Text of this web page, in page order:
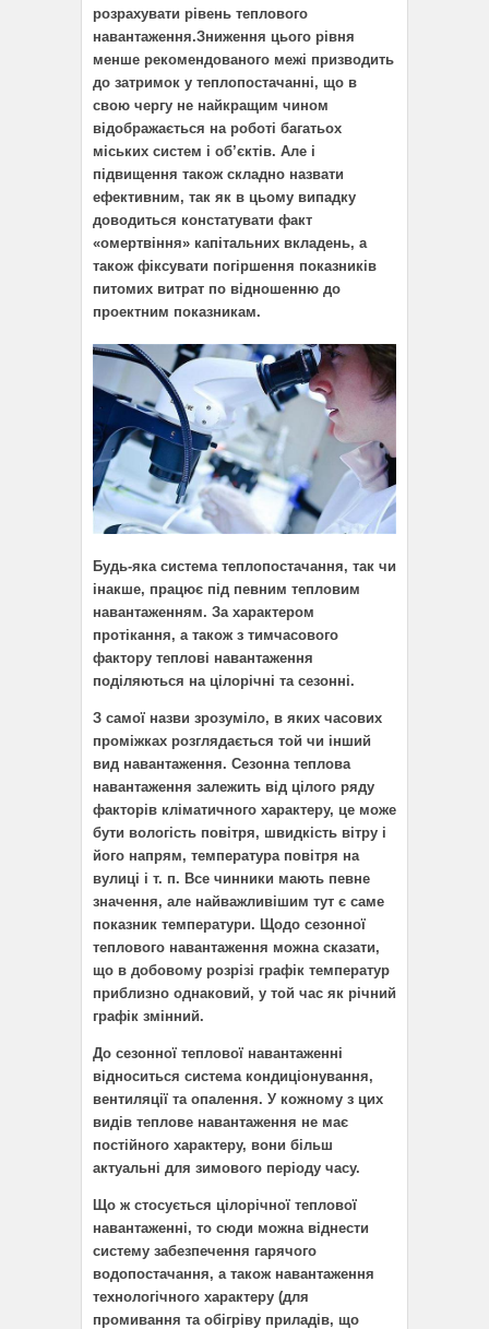
розрахувати рівень теплового
навантаження.Зниження цього рівня
менше рекомендованого межі призводить
до затримок у теплопостачанні, що в
свою чергу не найкращим чином
відображається на роботі багатьох
міських систем і об’єктів. Але і
підвищення також складно назвати
ефективним, так як в цьому випадку
доводиться констатувати факт
«омертвіння» капітальних вкладень, а
також фіксувати погіршення показників
питомих витрат по відношенню до
проектним показникам.
Будь-яка система теплопостачання, так чи
інакше, працює під певним тепловим
навантаженням. За характером
протікання, а також з тимчасового
фактору теплові навантаження
поділяються на цілорічні та сезонні.
З самої назви зрозуміло, в яких часових
проміжках розглядається той чи інший
вид навантаження. Сезонна теплова
навантаження залежить від цілого ряду
факторів кліматичного характеру, це може
бути вологість повітря, швидкість вітру і
його напрям, температура повітря на
вулиці і т. п. Все чинники мають певне
значення, але найважливішим тут є саме
показник температури. Щодо сезонної
теплового навантаження можна сказати,
що в добовому розрізі графік температур
приблизно однаковий, у той час як річний
графік змінний.
До сезонної теплової навантаженні
відноситься система кондиціонування,
вентиляції та опалення. У кожному з цих
видів теплове навантаження не має
постійного характеру, вони більш
актуальні для зимового періоду часу.
Що ж стосується цілорічної теплової
навантаженні, то сюди можна віднести
систему забезпечення гарячого
водопостачання, а також навантаження
технологічного характеру (для
промивання та обігріву приладів, що